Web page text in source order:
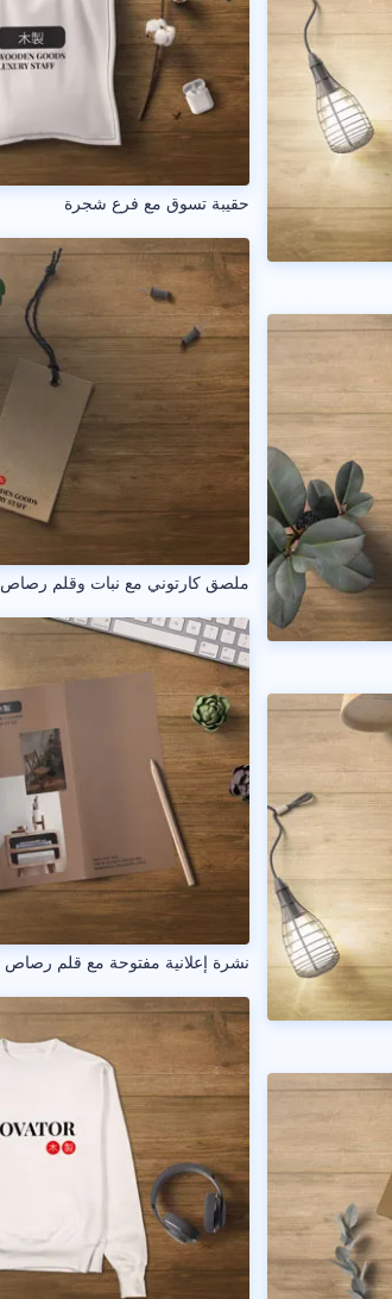
حقيبة تسوق مع فرع شجرة
ملصق كارتوني مع نبات وقلم رصاص
نشرة إعلانية مفتوحة مع قلم رصاص